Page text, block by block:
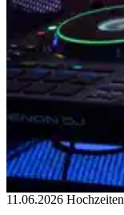
11.06.2026 Hochzeiten